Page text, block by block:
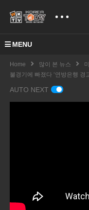
MENU
Home 많이 본 뉴스
불경기에 빠졌다 ‘연방은행 경
AUTO NEXT